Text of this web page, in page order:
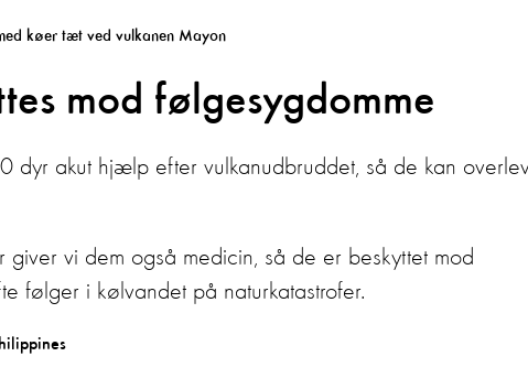
køer tæt ved vulkanen Mayon
mod følgesygdomme
dyr akut hjælp efter vulkanudbruddet, så de kan
vi dem også medicin, så de er beskyttet mod
følger i kølvandet på naturkatastrofer.